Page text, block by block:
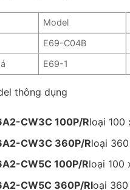
Model
E69-C04B
E69-1
thông dụng
CW3C 100P/Rloại 100
CW3C 360P/Rloại
CW5C 100P/Rloại 100
CW5C 360P/Rloại